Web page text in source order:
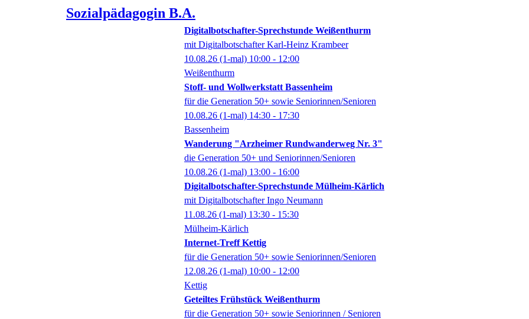
Sozialpädagogin B.A.
Digitalbotschafter-Sprechstunde Weißenthurm
mit Digitalbotschafter Karl-Heinz Krambeer
10.08.26 (1-mal) 10:00 - 12:00
Weißenthurm
Stoff- und Wollwerkstatt Bassenheim
für die Generation 50+ sowie Seniorinnen/Senioren
10.08.26 (1-mal) 14:30 - 17:30
Bassenheim
Wanderung "Arzheimer Rundwanderweg Nr. 3"
die Generation 50+ und Seniorinnen/Senioren
10.08.26 (1-mal) 13:00 - 16:00
Digitalbotschafter-Sprechstunde Mülheim-Kärlich
mit Digitalbotschafter Ingo Neumann
11.08.26 (1-mal) 13:30 - 15:30
Mülheim-Kärlich
Internet-Treff Kettig
für die Generation 50+ sowie Seniorinnen/Senioren
12.08.26 (1-mal) 10:00 - 12:00
Kettig
Geteiltes Frühstück Weißenthurm
für die Generation 50+ sowie Seniorinnen / Senioren